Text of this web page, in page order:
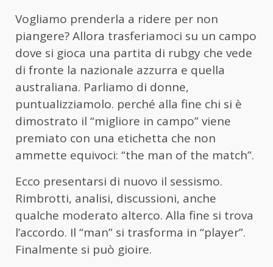
Vogliamo prenderla a ridere per non
piangere? Allora trasferiamoci su un campo
dove si gioca una partita di rubgy che vede
di fronte la nazionale azzurra e quella
australiana. Parliamo di donne,
puntualizziamolo. perché alla fine chi si è
dimostrato il “migliore in campo” viene
premiato con una etichetta che non
ammette equivoci: “the man of the match”.
Ecco presentarsi di nuovo il sessismo.
Rimbrotti, analisi, discussioni, anche
qualche moderato alterco. Alla fine si trova
l’accordo. Il “man” si trasforma in “player”.
Finalmente si può gioire.